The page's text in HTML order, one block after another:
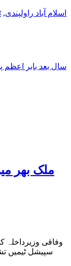
اسلام آباد راولپندی,
2 سال بعد بابر
ملک بھر
وفاقی
سپیشل ٹیمیں